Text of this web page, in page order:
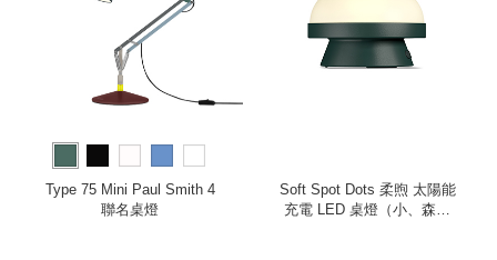
Type 75 Mini Paul Smith 4
聯名桌燈
Soft Spot Dots 柔煦 太陽能
充電 LED 桌燈（小、森林